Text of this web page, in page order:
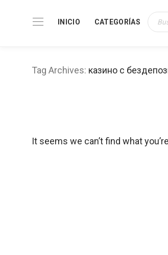
INICIO CATEGORÍAS
de
Tag Archives: казино с
It seems we can’t find what